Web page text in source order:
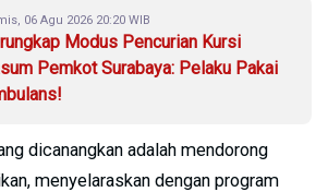
06 Agu 2026 20:20 WIB
Modus Pencurian Kursi
Pemkot Surabaya: Pelaku Pakai
dicanangkan adalah mendorong
menyelaraskan dengan program